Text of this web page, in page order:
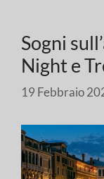
Sogni
Night e
19 Febbraio